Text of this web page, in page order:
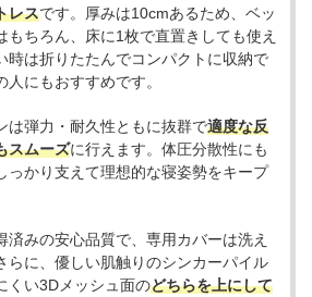
レスです。厚みは10cmあるため、ベッ
もちろん、床に1枚で直置きしても使え
時は折りたたんでコンパクトに収納で
にもおすすめです。
は弾力・耐久性ともに抜群で適度な反
スムーズに行えます。体圧分散性にも
っかり支えて理想的な寝姿勢をキープ
済みの安心品質で、専用カバーは洗え
らに、優しい肌触りのシンカーパイル
くい3Dメッシュ面のどちらを上にして